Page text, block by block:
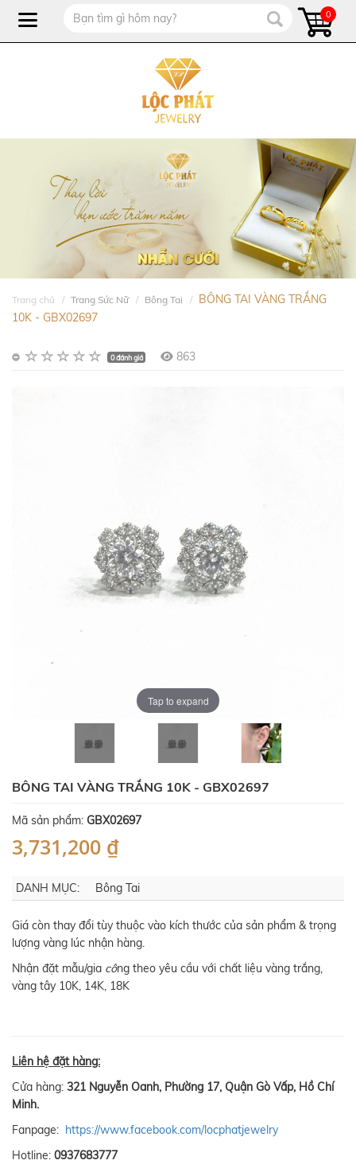
0
Trang chủ Trang Sức Nữ Bông Tai
BÔNG TAI VÀNG TRẮNG
10K - GBX02697
0 đánh giá 863
Tap to expand
BÔNG TAI VÀNG TRẮNG 10K - GBX02697
Mã sản phẩm: GBX02697
3,731,200 ₫
DANH MỤC: Bông Tai
Giá còn thay đổi tùy thuộc vào kích thước của sản phẩm & trọng
lượng vàng lúc nhận hàng.
Nhận đặt mẫu/gia công theo yêu cầu với chất liệu vàng trắng,
vàng tây 10K, 14K, 18K
Liên hệ đặt hàng:
Cửa hàng: 321 Nguyễn Oanh, Phường 17, Quận Gò Vấp, Hồ Chí
Minh.
Fanpage: https://www.facebook.com/locphatjewelry
Hotline: 0937683777